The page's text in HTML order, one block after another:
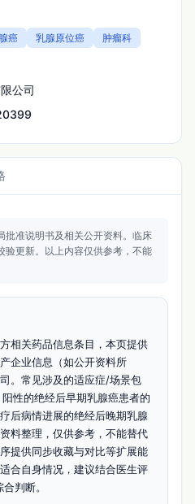
癌 乳腺原位癌
肿瘤科
公司
准说明书及相关公开资料。 临床
更新。 以上内容仅供参考，不能
相关药品信息条目，本页提供
企业信息（如公开资料所
。常见涉及的适应症/场景包
性的绝经后早期乳腺癌患者的
后病情进展的绝经后晚期乳腺
料整理，仅供参考，不能替代
提供同步收藏与对比等扩展能
合自身情况，建议结合医生评
判断。